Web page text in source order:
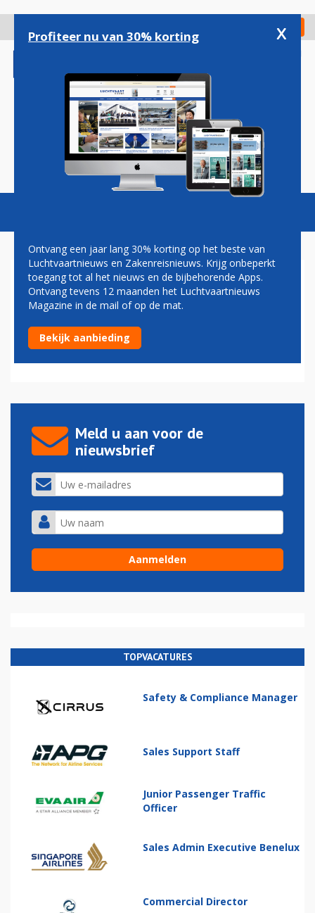
gaan
Check in
Magazine Podcasts Vacatures
PANAM
Keert Pan Am terug als airline en lifestylelabel?
23-05-2026 - 16:42
Meld u aan voor de
nieuwsbrief
TOPVACATURES
Safety & Compliance Manager
Sales Support Staff
Junior Passenger Traffic
Officer
Sales Admin Executive Benelux
Commercial Director
Profiteer nu van 30% korting x
Ontvang een jaar lang 30% korting op het beste van
Luchtvaartnieuws en Zakenreisnieuws. Krijg onbeperkt
toegang tot al het nieuws en de bijbehorende Apps.
Ontvang tevens 12 maanden het Luchtvaartnieuws
Magazine in de mail of op de mat.
Bekijk aanbieding